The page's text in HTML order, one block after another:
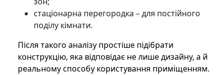
стаціонарна перегородка – для постійного
поділу кімнати.
Після такого аналізу простіше підібрати
конструкцію, яка відповідає не лише дизайну, а й
реальному способу користування приміщенням.